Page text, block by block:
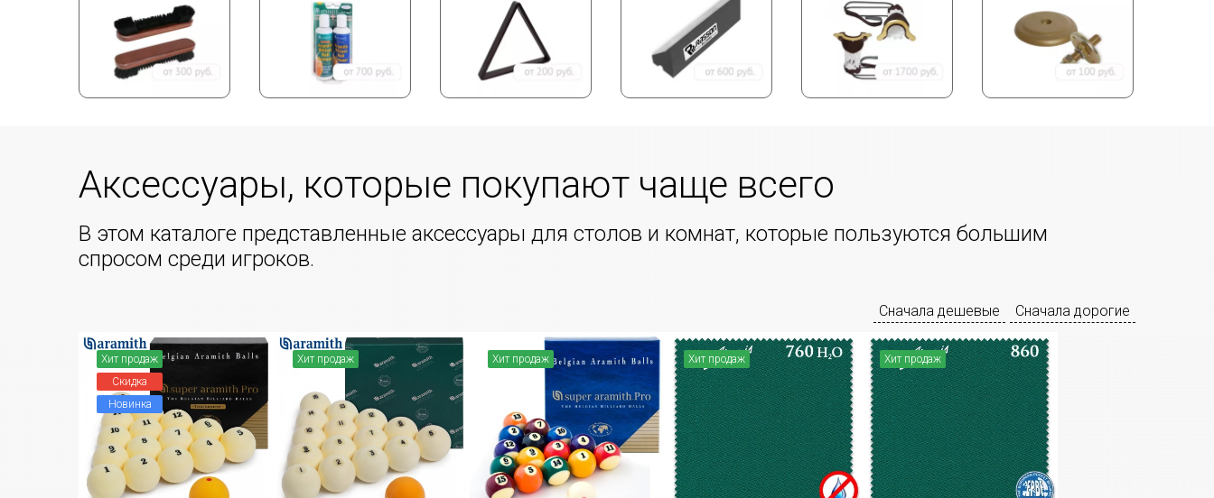
Аксессуары, которые покупают чаще всего
В этом каталоге представленные аксессуары для столов и комнат, которые пользуются большим
спросом среди игроков.
Сначала дорогие
Сначала дешевые
Хит продаж
Скидка
Новинка
Хит продаж Хит продаж Хит продаж Хит продаж